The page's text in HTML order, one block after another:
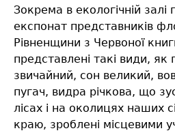
Зокрема в екологічній
експонат представників
Рівненщини з Червоної
представлені такі види, як
звичайний, сон великий,
пугач, видра річкова, що
лісах і на околицях наших
краю, зроблені місцевими